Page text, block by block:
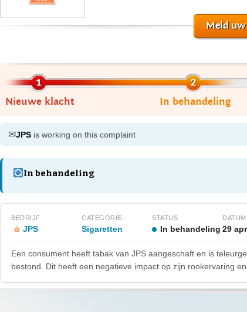
Meld uw
Nieuwe klacht In behandeling
✉JPS is working on this complaint
In behandeling
BEDRIJF
JPS
CATEGORIE
Sigaretten
STATUS
In behandeling
DATUM
29
Een consument heeft tabak van JPS aangeschaft en is
bestond. Dit heeft een negatieve impact op zijn rookervaring